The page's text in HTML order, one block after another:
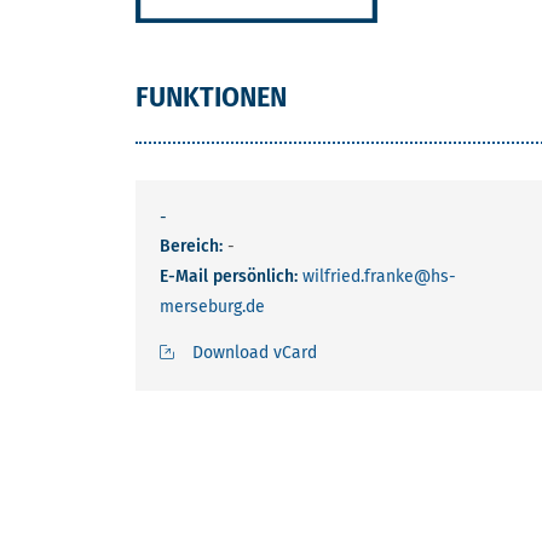
FUNKTIONEN
-
Bereich: -
E-Mail persönlich: wilfried.franke@hs-
merseburg.de
Download vCard